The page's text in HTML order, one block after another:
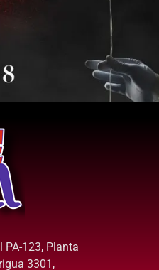
123, Planta
3301,